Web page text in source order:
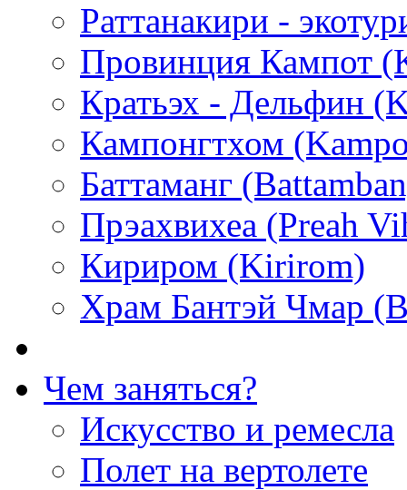
Раттанакири -
Провинция Кампот
Кратьэх - Дельфин
Кампонгтхом
Баттаманг
Прэахвихеа (Preah
Кириром (Kirirom)
Храм Бантэй Чмар
Чем заняться?
Искусство и ремесла
Полет на вертолете